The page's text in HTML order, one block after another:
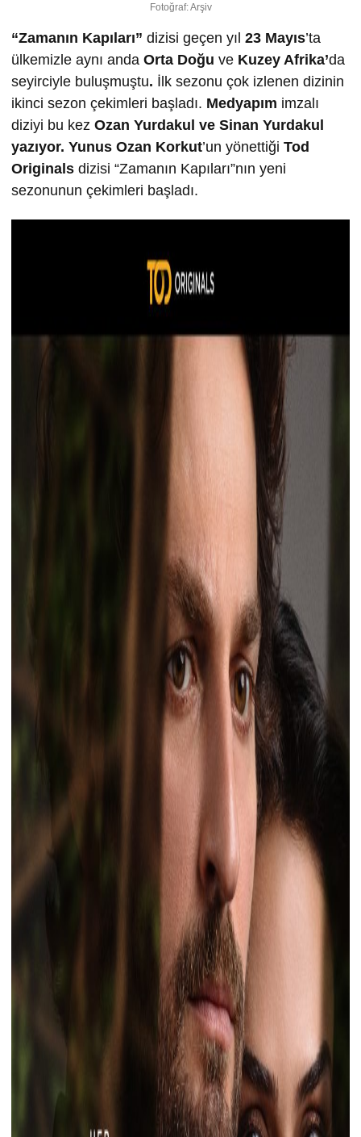
Fotoğraf: Arşiv
“Zamanın Kapıları” dizisi geçen yıl 23 Mayıs’ta
ülkemizle aynı anda Orta Doğu ve Kuzey Afrika’da
seyirciyle buluşmuştu. İlk sezonu çok izlenen dizinin
ikinci sezon çekimleri başladı. Medyapım imzalı
diziyi bu kez Ozan Yurdakul ve Sinan Yurdakul
yazıyor. Yunus Ozan Korkut’un yönettiği Tod
Originals dizisi “Zamanın Kapıları”nın yeni
sezonunun çekimleri başladı.